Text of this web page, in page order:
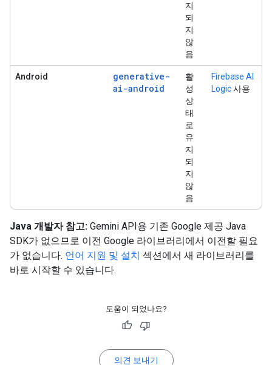
지
되
지
않
음
Android
generative-
ai-android
활
성
상
태
로
유
지
되
지
않
음
Firebase AI
Logic사용
Java 개발자 참고: Gemini API용 기존 Google 제공 Java
SDK가 없으므로 이전 Google 라이브러리에서 이전할 필요
가 없습니다. 언어 지원 및 설치 섹션에서 새 라이브러리를
바로 시작할 수 있습니다.
도움이 되었나요?
의견 보내기